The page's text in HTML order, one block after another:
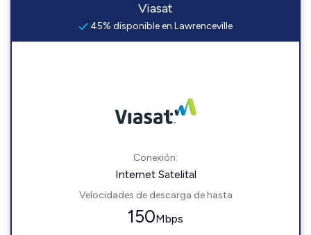
Viasat
45% disponible en Lawrenceville
Conexión:
Internet Satelital
Velocidades de descarga de hasta
150Mbps